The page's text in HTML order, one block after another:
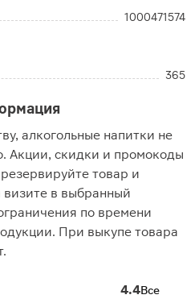
1000471574
365
алкогольные напитки не
Акции, скидки и промокоды
товар и
визите в выбранный
по времени
При выкупе товара
4.4Все